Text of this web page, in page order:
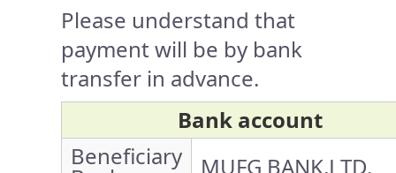
Please understand that
payment will be by bank
transfer in advance.
Bank account
Beneficiary
MUFG BANK,LTD.